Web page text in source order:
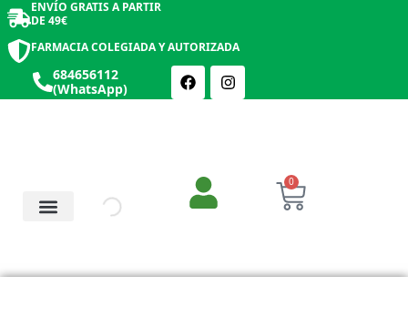
ENVÍO GRATIS A PARTIR
DE 49€
FARMACIA COLEGIADA Y AUTORIZADA
684656112
(WhatsApp)
0